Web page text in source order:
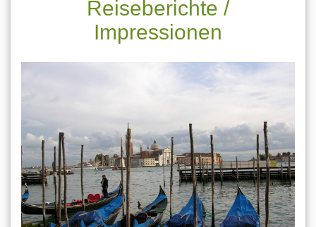
Reiseberichte /
Impressionen